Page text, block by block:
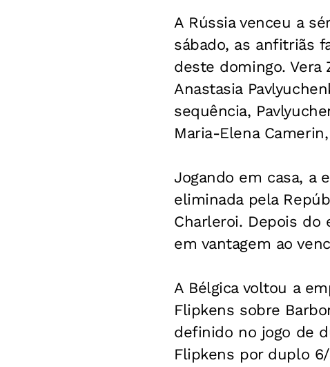
A Rússia venceu a
sábado, as anfitriãs
deste domingo. Vera
Anastasia
sequência,
Maria-Elena
Jogando em casa, a
eliminada pela
Charleroi. Depois do
em vantagem ao
A Bélgica voltou a
Flipkens sobre
definido no jogo de
Flipkens por duplo